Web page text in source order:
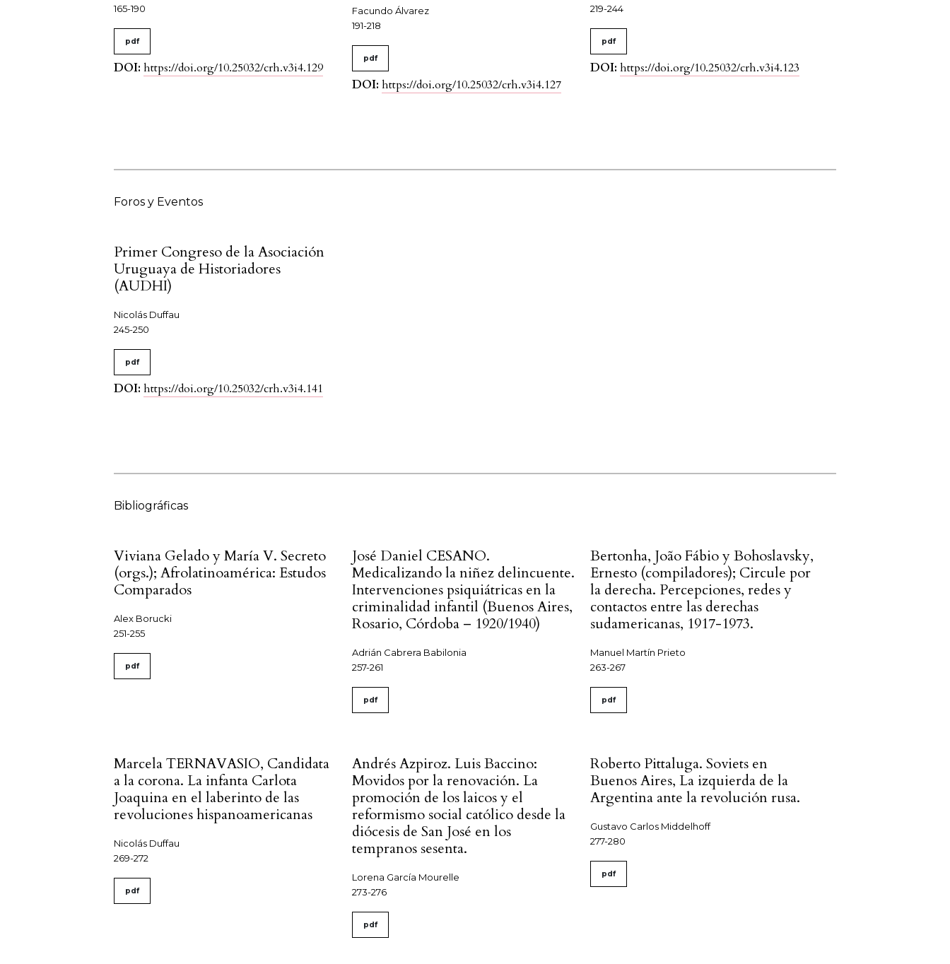
165-190
pdf
DOI: https://doi.org/10.25032/crh.v3i4.129
Facundo Álvarez
191-218
pdf
DOI: https://doi.org/10.25032/crh.v3i4.127
219-244
pdf
DOI: https://doi.org/10.25032/crh.v3i4.123
Foros y Eventos
Primer Congreso de la Asociación
Uruguaya de Historiadores
(AUDHI)
Nicolás Duffau
245-250
pdf
DOI: https://doi.org/10.25032/crh.v3i4.141
Bibliográficas
Viviana Gelado y María V. Secreto
(orgs.); Afrolatinoamérica: Estudos
Comparados
Alex Borucki
251-255
pdf
José Daniel CESANO.
Medicalizando la niñez delincuente.
Intervenciones psiquiátricas en la
criminalidad infantil (Buenos Aires,
Rosario, Córdoba – 1920/1940)
Adrián Cabrera Babilonia
257-261
pdf
Bertonha, João Fábio y Bohoslavsky,
Ernesto (compiladores); Circule por
la derecha. Percepciones, redes y
contactos entre las derechas
sudamericanas, 1917-1973.
Manuel Martín Prieto
263-267
pdf
Marcela TERNAVASIO, Candidata
a la corona. La infanta Carlota
Joaquina en el laberinto de las
revoluciones hispanoamericanas
Nicolás Duffau
269-272
pdf
Andrés Azpiroz. Luis Baccino:
Movidos por la renovación. La
promoción de los laicos y el
reformismo social católico desde la
diócesis de San José en los
tempranos sesenta.
Lorena García Mourelle
273-276
pdf
Roberto Pittaluga. Soviets en
Buenos Aires, La izquierda de la
Argentina ante la revolución rusa.
Gustavo Carlos Middelhoff
277-280
pdf